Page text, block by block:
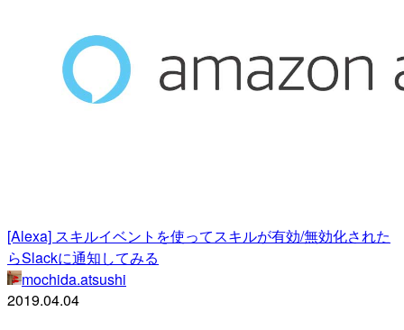
[Alexa] スキルイベントを使ってスキルが有効/無効化された
らSlackに通知してみる
mochida.atsushi
2019.04.04